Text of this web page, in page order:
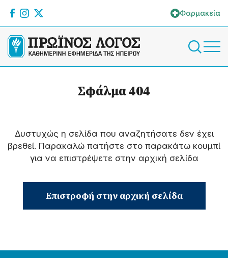
Φαρμακεία
Σφάλμα 404
Δυστυχώς η σελίδα που αναζητήσατε δεν έχει
βρεθεί. Παρακαλώ πατήστε στο παρακάτω κουμπί
για να επιστρέψετε στην αρχική σελίδα
Επιστροφή στην αρχική σελίδα